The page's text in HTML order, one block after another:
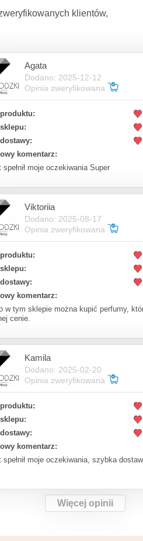
klientów,
Agata
Dodano: 2025-12-12
Opinia zweryfikowana
komentarz:
spełnił moje oczekiwania Super
Viktoriia
Dodano: 2025-08-17
Opinia zweryfikowana
komentarz:
w tym sklepie można kupić perfumy,
cenie.
Kamila
Dodano: 2025-02-20
Opinia zweryfikowana
komentarz:
spełnił moje oczekiwania, szybka
Więcej opinii